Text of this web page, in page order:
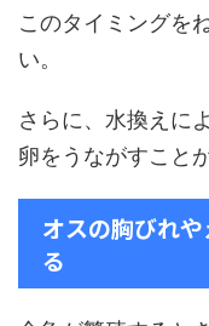
このタイミングを
い。
さらに、水換えに
卵をうながすこと
オスの胸びれ
る